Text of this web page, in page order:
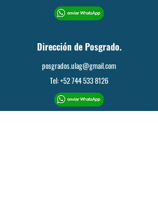
Dirección de Posgrado.
posgrados.ulag@gmail.com
Tel: +52 744 533 8126